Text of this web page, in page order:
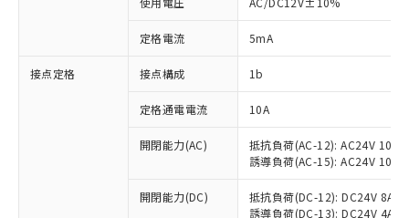
定格電流 5mA
接点定格 接点構成 1b
定格通電電流 10A
開閉能力(AC)
抵抗負荷(AC-12): AC24V 10A/
誘導負荷(AC-15): AC24V
開閉能力(DC)
抵抗負荷(DC-12): DC24V 8A/
誘導負荷(DC-13): DC24V 4A/
ご利用条件
以下の条件をお読みいただき、同意のうえ
ご利用ください。
※1 対応状況
対応済み：EU RoHS指令（10物質）の
非含有に対応した製品が提供可能な商品で
対応予定：EU RoHS指令（10物質）の非含
有に対応した製品に切り替える予定のある
対応予定なし：EU RoHS指令（10物質）の
非含有に非対応の商品で、対応品を出す予
定はありません。